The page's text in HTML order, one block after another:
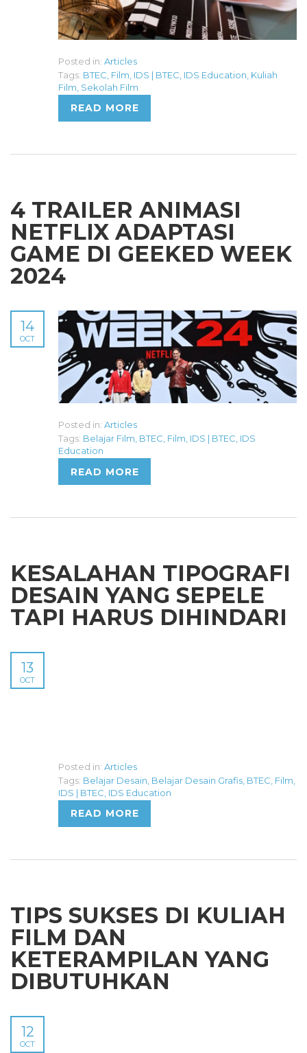
Posted in: Articles
Tags: BTEC Film IDS | BTEC IDS Education Kuliah
Film Sekolah Film
READ MORE
4 TRAILER ANIMASI
NETFLIX ADAPTASI
GAME DI GEEKED WEEK
2024
14
OCT
Posted in: Articles
Tags: Belajar Film BTEC Film IDS | BTEC IDS
Education
READ MORE
KESALAHAN TIPOGRAFI
DESAIN YANG SEPELE
TAPI HARUS DIHINDARI
13
OCT
Posted in: Articles
Tags: Belajar Desain Belajar Desain Grafis BTEC Film
IDS | BTEC IDS Education
READ MORE
TIPS SUKSES DI KULIAH
FILM DAN
KETERAMPILAN YANG
DIBUTUHKAN
12
OCT